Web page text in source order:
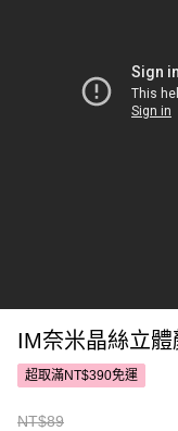
IM奈米晶絲立體
超取滿NT$390免運
NT$89